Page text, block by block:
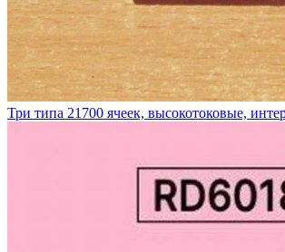
Три типа 21700 ячеек, высокотоковые,